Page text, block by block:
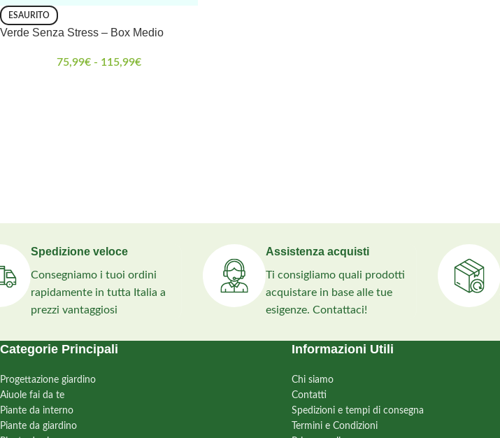
ESAURITO
Verde Senza Stress – Box Medio
75,99€ - 115,99€
Spedizione veloce
Consegniamo i tuoi ordini
rapidamente in tutta Italia a
prezzi vantaggiosi
Assistenza acquisti
Ti consigliamo quali prodotti
acquistare in base alle tue
esigenze. Contattaci!
Categorie Principali
Progettazione giardino
Aiuole fai da te
Piante da interno
Piante da giardino
Informazioni Utili
Chi siamo
Contatti
Spedizioni e tempi di consegna
Termini e Condizioni